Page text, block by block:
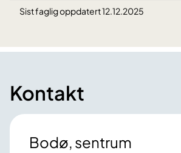
Sist faglig oppdatert 12.12.2025
Kontakt
Bodø, sentrum